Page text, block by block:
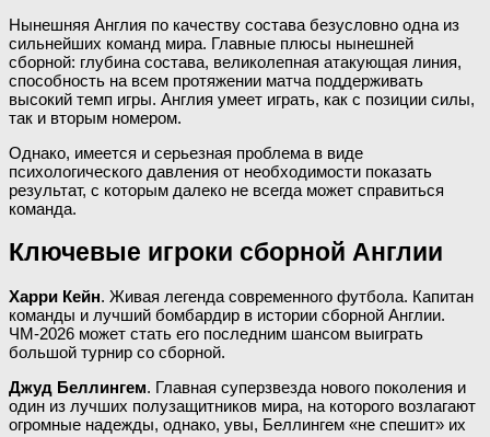
Нынешняя Англия по качеству состава безусловно одна из
сильнейших команд мира. Главные плюсы нынешней
сборной: глубина состава, великолепная атакующая линия,
способность на всем протяжении матча поддерживать
высокий темп игры. Англия умеет играть, как с позиции силы,
так и вторым номером.
Однако, имеется и серьезная проблема в виде
психологического давления от необходимости показать
результат, с которым далеко не всегда может справиться
команда.
Ключевые игроки сборной Англии
Харри Кейн. Живая легенда современного футбола. Капитан
команды и лучший бомбардир в истории сборной Англии.
ЧМ-2026 может стать его последним шансом выиграть
большой турнир со сборной.
Джуд Беллингем. Главная суперзвезда нового поколения и
один из лучших полузащитников мира, на которого возлагают
огромные надежды, однако, увы, Беллингем «не спешит» их